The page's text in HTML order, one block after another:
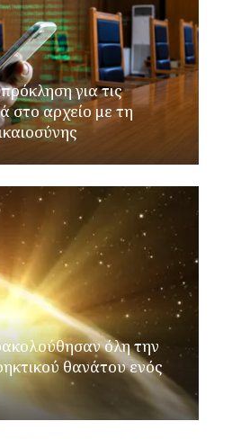
για τις
στο αρχείο με τη
όλη την
θανάτου ενός